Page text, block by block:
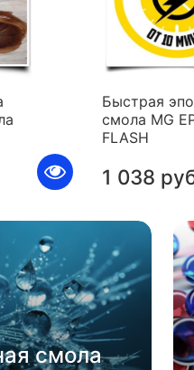
Быстрая
смола MG
FLASH
1 038
смола